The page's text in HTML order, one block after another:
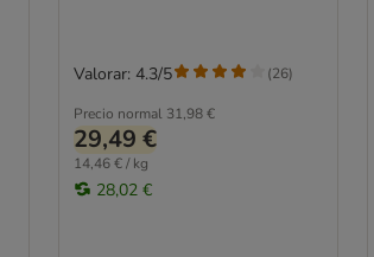
Precio normal 31,98 €
29,49 €
14,46 € / kg
28,02 €
Valorar: 4.3/5 (26)